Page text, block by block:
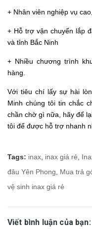
+ Nhân viên nghiệp vụ
+ Hỗ trợ vận chuyển lắp
và tỉnh Bắc Ninh
+ Nhiều chương trình
hàng.
Với tiêu chí lấy sự hài
Minh chúng tôi tin chắc
chần chờ gì nữa, hãy để
tôi để được hỗ trợ nhanh
Tags: inax inax giá rẻ
đâu Yên Phong
Mua trả
vệ sinh inax giá rẻ
Viết bình luận của bạn: